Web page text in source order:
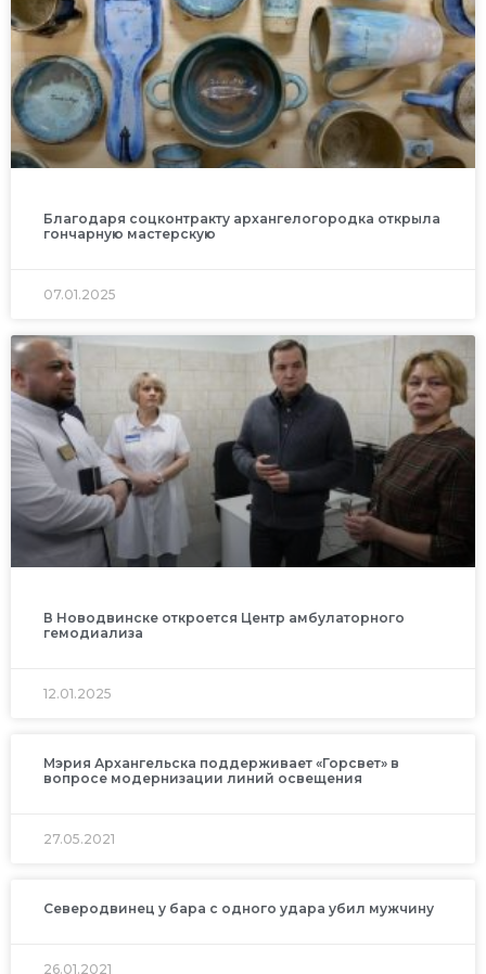
Благодаря соцконтракту архангелогородка открыла
гончарную мастерскую
07.01.2025
В Новодвинске откроется Центр амбулаторного
гемодиализа
12.01.2025
Мэрия Архангельска поддерживает «Горсвет» в
вопросе модернизации линий освещения
27.05.2021
Северодвинец у бара с одного удара убил мужчину
26.01.2021